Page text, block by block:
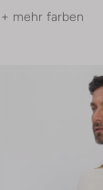
+ mehr farben